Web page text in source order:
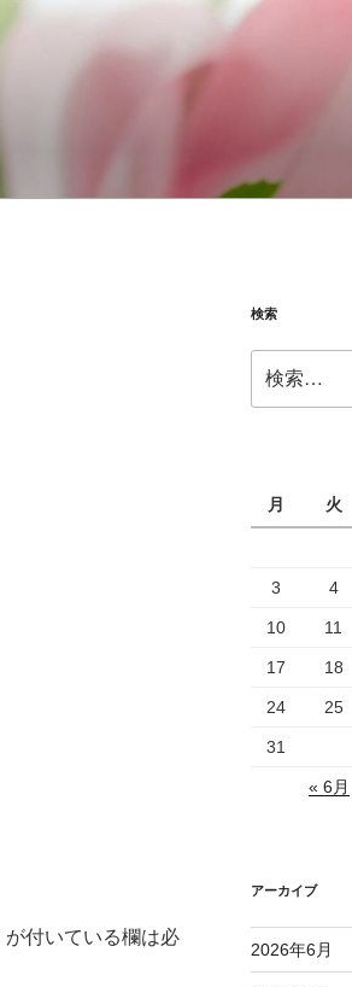
が付いている欄は必
検索
索:
月
火
3 4
10 11
17 18
24 25
31
« 6月
アーカイブ
2026年6月